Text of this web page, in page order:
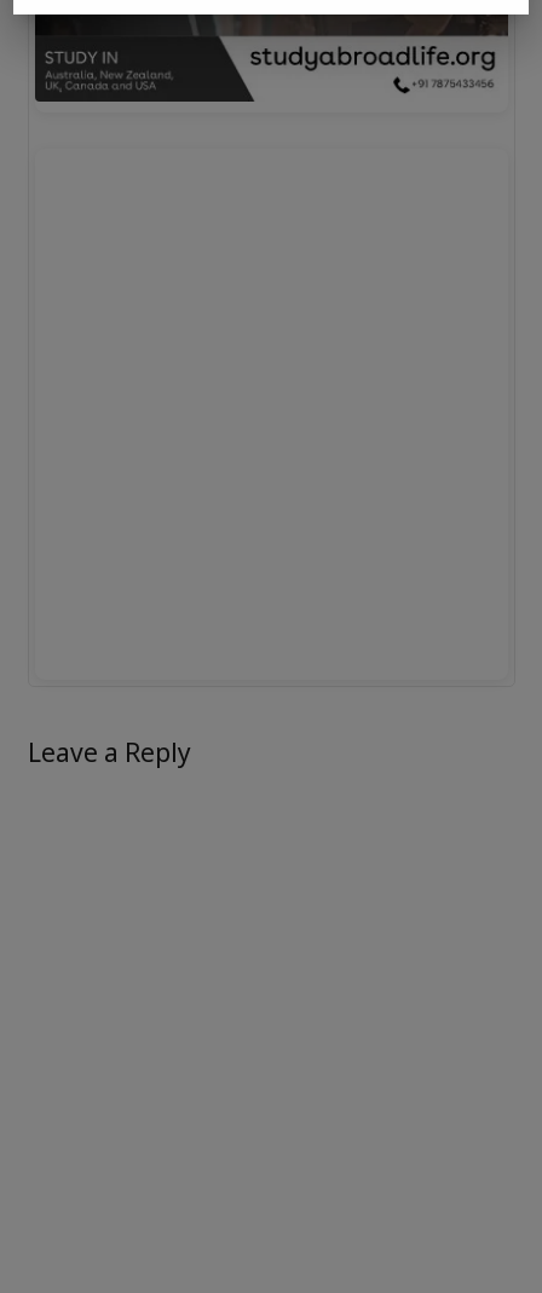
Leave a Reply